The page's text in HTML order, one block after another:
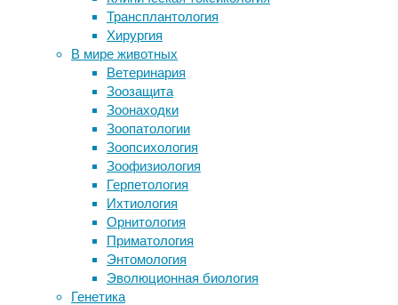
Трансплантология
Хирургия
В мире животных
Ветеринария
Зоозащита
Зоонаходки
Зоопатологии
Зоопсихология
Зоофизиология
Герпетология
Ихтиология
Орнитология
Приматология
Энтомология
Эволюционная биология
Генетика
нейроученых
провела
комплексное
исследование,
изучая
то,
как
взаимодействие
между
зрительной
корой
языковыми
центрами
мозга
влияет
есть
Нейромолекулы: кокаин
Учёные нашли тех, кто совершил
массовое убийство морских ежей в
2022 году
Курение в России и в мире: от чего
нас хочет спасти Минздрав
Оптические иллюзии, которые
показывают, как работает мозг
Следите за новостями